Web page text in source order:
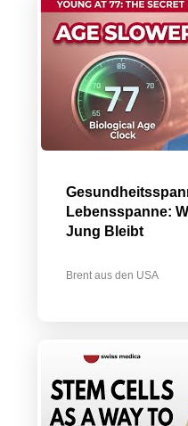
Lebensspanne:
Jung Bleibt
Brent aus den USA